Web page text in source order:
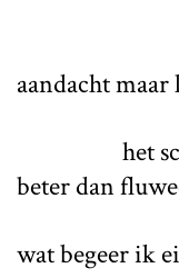
aandacht
het
beter dan
wat begeer ik